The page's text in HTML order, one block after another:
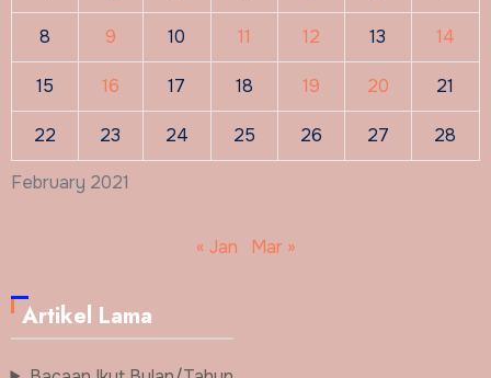
February 2021
8 9 10 11 12 13 14
15 16 17 18 19 20 21
22 23 24 25 26 27 28
« Jan Mar »
Artikel Lama